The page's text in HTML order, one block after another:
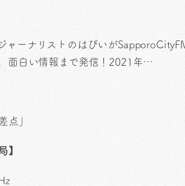
ャーナリストのはぴいが
面白い情報まで発信！2021年…
点」
】